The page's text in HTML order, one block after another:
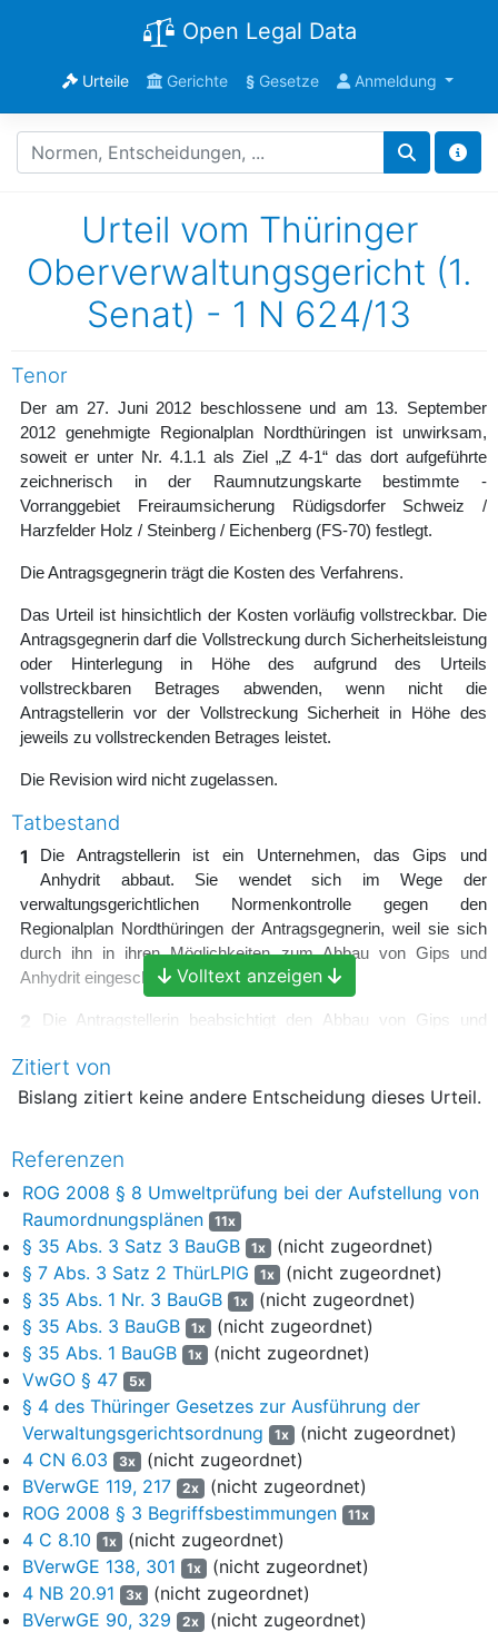
Open Legal Data
Urteile Gerichte §Gesetze Anmeldung
Urteil vom Thüringer
Oberverwaltungsgericht (1.
Senat) - 1 N 624/13
Tenor
Der am 27. Juni 2012 beschlossene und am 13. September
2012 genehmigte Regionalplan Nordthüringen ist unwirksam,
soweit er unter Nr. 4.1.1 als Ziel „Z 4-1“ das dort aufgeführte
zeichnerisch in der Raumnutzungskarte bestimmte -
Vorranggebiet Freiraumsicherung Rüdigsdorfer Schweiz /
Harzfelder Holz / Steinberg / Eichenberg (FS-70) festlegt.
Die Antragsgegnerin trägt die Kosten des Verfahrens.
Das Urteil ist hinsichtlich der Kosten vorläufig vollstreckbar. Die
Antragsgegnerin darf die Vollstreckung durch Sicherheitsleistung
oder Hinterlegung in Höhe des aufgrund des Urteils
vollstreckbaren Betrages abwenden, wenn nicht die
Antragstellerin vor der Vollstreckung Sicherheit in Höhe des
jeweils zu vollstreckenden Betrages leistet.
Die Revision wird nicht zugelassen.
Tatbestand
1
Die Antragstellerin ist ein Unternehmen, das Gips und
Anhydrit abbaut. Sie wendet sich im Wege der
verwaltungsgerichtlichen Normenkontrolle gegen den
Regionalplan Nordthüringen der Antragsgegnerin, weil sie sich
durch ihn in ihren Möglichkeiten zum Abbau von Gips und
Anhydrit eingeschränkt sieht.
2
Die Antragstellerin beabsichtigt den Abbau von Gips und
nach eigenen Angaben über einen genehmigten
Hauptbetriebsplan verfügt. Zudem hat sie die Zulassung von
„Rüdigsdorf / Kuhberg“ beantragt.
3
Die Gips- und Anhydritlagerstätten des sog. Südharzer
Zechsteingürtels gehören zu den bedeutendsten in der
Bundesrepublik Deutschland. Der (mit Inkrafttreten des
Regionalplans Nordthüringen außer Kraft getretene) Regionale
Raumordnungsplan Nordthüringen wies innerhalb dieses
Gipskarstgebiets die Vorranggebiete für Gips- und
Anhydritabbau Stempeda / Alter Stollberg, Nordhausen /
Kohnstein und Woffleben / Hohe Schleife aus. Die bestehenden
Bergbauberechtigungen am Bewilligungsfeld Rüdigsdorf /
Kuhberg und am BWE Rüdigsdorf / Günzdorf stellte er
nachrichtlich dar. Das Bewilligungsfeld Rüdigsdorf / Kuhberg
ordnete er als Vorbehaltsgebiet Fremdenverkehr / Erholung und
das BWE Rüdigsdorf / Günzdorf als Vorbehaltsgebiet Natur und
Landschaft bzw. als Vorbehaltsgebiet Fremdenverkehr/Erholung
ein.
4
Am 9. Juni 2004 fasste die Antragsgegnerin den Beschluss
zur Fortschreibung des Regionalplans Nordthüringen - fortan
Volltext anzeigen
Zitiert von
Bislang zitiert keine andere Entscheidung dieses Urteil.
Referenzen
ROG 2008 § 8 Umweltprüfung bei der Aufstellung von
Raumordnungsplänen
11x
§ 35 Abs. 3 Satz 3 BauGB 1x (nicht zugeordnet)
§ 7 Abs. 3 Satz 2 ThürLPlG
1x (nicht zugeordnet)
§ 35 Abs. 1 Nr. 3 BauGB
1x (nicht zugeordnet)
§ 35 Abs. 3 BauGB
1x (nicht zugeordnet)
§ 35 Abs. 1 BauGB
1x (nicht zugeordnet)
VwGO § 47
5x
§ 4 des Thüringer Gesetzes zur Ausführung der
Verwaltungsgerichtsordnung
1x (nicht zugeordnet)
4 CN 6.03
3x (nicht zugeordnet)
BVerwGE 119, 217
2x (nicht zugeordnet)
ROG 2008 § 3 Begriffsbestimmungen
11x
4 C 8.10 1x (nicht zugeordnet)
BVerwGE 138, 301
1x (nicht zugeordnet)
4 NB 20.91
3x (nicht zugeordnet)
BVerwGE 90, 329
2x (nicht zugeordnet)